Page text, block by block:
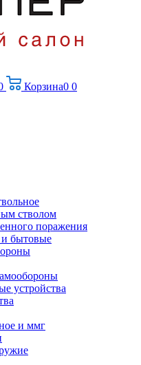
Корзина0 0
стволом
поражения
бытовые
устройства
и ммг